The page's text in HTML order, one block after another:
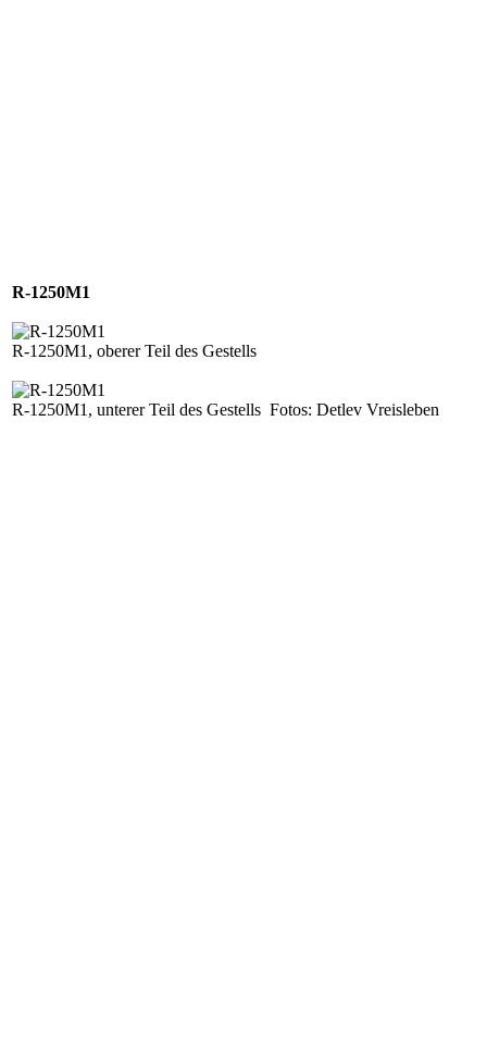
R-1250M1
R-1250M1, oberer Teil des Gestells
R-1250M1, unterer Teil des Gestells Fotos: Detlev Vreisleben